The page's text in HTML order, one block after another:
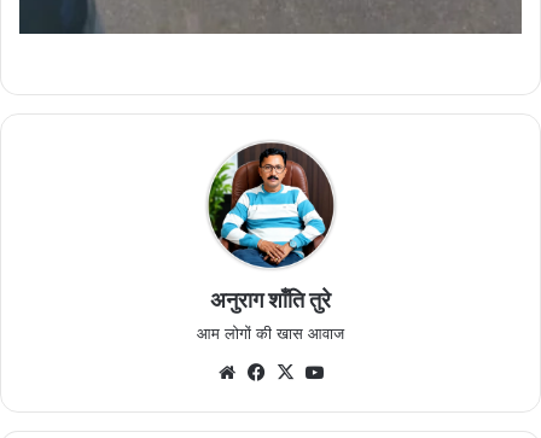
अनुराग शाँति तुरे
आम लोगों की खास आवाज
WebsiteFacebook
X